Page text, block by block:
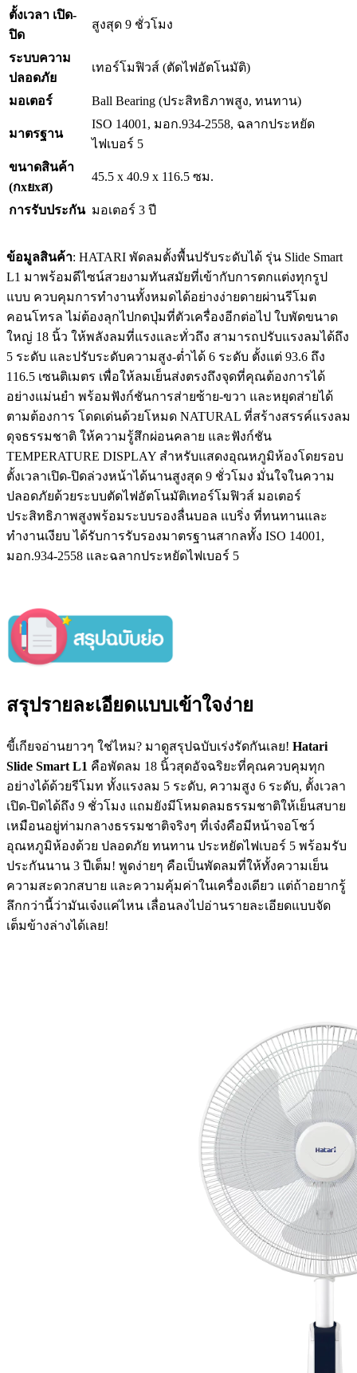
ตั้งเวลา เปิด-
ปิด
สูงสุด 9 ชั่วโมง
ระบบความ
ปลอดภัย
เทอร์โมฟิวส์ (ตัดไฟอัตโนมัติ)
มอเตอร์ Ball Bearing (ประสิทธิภาพสูง, ทนทาน)
มาตรฐาน
ISO 14001, มอก.934-2558, ฉลากประหยัด
ไฟเบอร์ 5
ขนาดสินค้า
(กxยxส)
45.5 x 40.9 x 116.5 ซม.
การรับประกัน มอเตอร์ 3 ปี
ข้อมูลสินค้า: HATARI พัดลมตั้งพื้นปรับระดับได้ รุ่น Slide Smart
L1 มาพร้อมดีไซน์สวยงามทันสมัยที่เข้ากับการตกแต่งทุกรูป
แบบ ควบคุมการทำงานทั้งหมดได้อย่างง่ายดายผ่านรีโมต
คอนโทรล ไม่ต้องลุกไปกดปุ่มที่ตัวเครื่องอีกต่อไป ใบพัดขนาด
ใหญ่ 18 นิ้ว ให้พลังลมที่แรงและทั่วถึง สามารถปรับแรงลมได้ถึง
5 ระดับ และปรับระดับความสูง-ต่ำได้ 6 ระดับ ตั้งแต่ 93.6 ถึง
116.5 เซนติเมตร เพื่อให้ลมเย็นส่งตรงถึงจุดที่คุณต้องการได้
อย่างแม่นยำ พร้อมฟังก์ชันการส่ายซ้าย-ขวา และหยุดส่ายได้
ตามต้องการ โดดเด่นด้วยโหมด NATURAL ที่สร้างสรรค์แรงลม
ดุจธรรมชาติ ให้ความรู้สึกผ่อนคลาย และฟังก์ชัน
TEMPERATURE DISPLAY สำหรับแสดงอุณหภูมิห้องโดยรอบ
ตั้งเวลาเปิด-ปิดล่วงหน้าได้นานสูงสุด 9 ชั่วโมง มั่นใจในความ
ปลอดภัยด้วยระบบตัดไฟอัตโนมัติเทอร์โมฟิวส์ มอเตอร์
ประสิทธิภาพสูงพร้อมระบบรองลื่นบอล แบริ่ง ที่ทนทานและ
ทำงานเงียบ ได้รับการรับรองมาตรฐานสากลทั้ง ISO 14001,
มอก.934-2558 และฉลากประหยัดไฟเบอร์ 5
สรุปรายละเอียดแบบเข้าใจง่าย
ขี้เกียจอ่านยาวๆ ใช่ไหม? มาดูสรุปฉบับเร่งรัดกันเลย! Hatari
Slide Smart L1 คือพัดลม 18 นิ้วสุดอัจฉริยะที่คุณควบคุมทุก
อย่างได้ด้วยรีโมท ทั้งแรงลม 5 ระดับ, ความสูง 6 ระดับ, ตั้งเวลา
เปิด-ปิดได้ถึง 9 ชั่วโมง แถมยังมีโหมดลมธรรมชาติให้เย็นสบาย
เหมือนอยู่ท่ามกลางธรรมชาติจริงๆ ที่เจ๋งคือมีหน้าจอโชว์
อุณหภูมิห้องด้วย ปลอดภัย ทนทาน ประหยัดไฟเบอร์ 5 พร้อมรับ
ประกันนาน 3 ปีเต็ม! พูดง่ายๆ คือเป็นพัดลมที่ให้ทั้งความเย็น
ความสะดวกสบาย และความคุ้มค่าในเครื่องเดียว แต่ถ้าอยากรู้
ลึกกว่านี้ว่ามันเจ๋งแค่ไหน เลื่อนลงไปอ่านรายละเอียดแบบจัด
เต็มข้างล่างได้เลย!